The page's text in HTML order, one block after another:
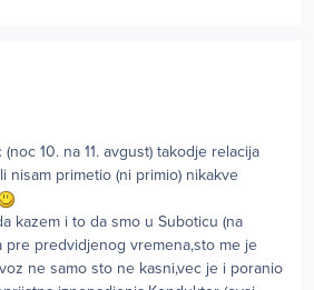
10. na 11. avgust) takodje relacija
nisam primetio (ni primio) nikakve
kazem i to da smo u Suboticu (na
pre predvidjenog vremena,sto me je
ne samo sto ne kasni,vec je i poranio